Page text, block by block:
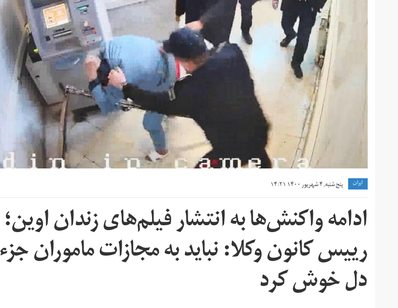
ايران پنج شنبه, ۴ شهریور ۱۴۰۰ ۱۴:۲۱
ادامه واکنش‌ها به انتشار فیلم‌های زندان اوین؛
رییس کانون وکلا: نباید به مجازات ماموران جزء
دل خوش کرد